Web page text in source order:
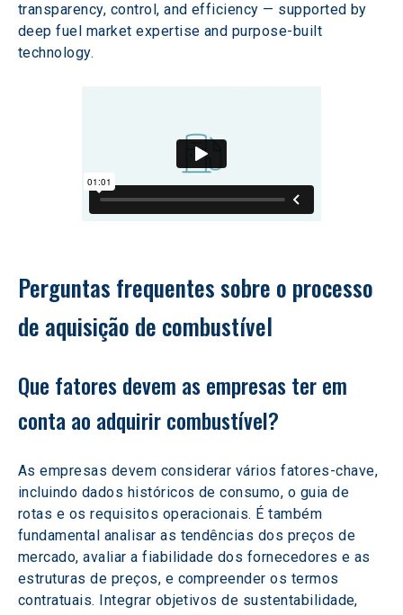
transparency, control, and efficiency — supported by
deep fuel market expertise and purpose-built
technology.
Perguntas frequentes sobre o processo
de aquisição de combustível
Que fatores devem as empresas ter em
conta ao adquirir combustível?
As empresas devem considerar vários fatores-chave,
incluindo dados históricos de consumo, o guia de
rotas e os requisitos operacionais. É também
fundamental analisar as tendências dos preços de
mercado, avaliar a fiabilidade dos fornecedores e as
estruturas de preços, e compreender os termos
contratuais. Integrar objetivos de sustentabilidade,